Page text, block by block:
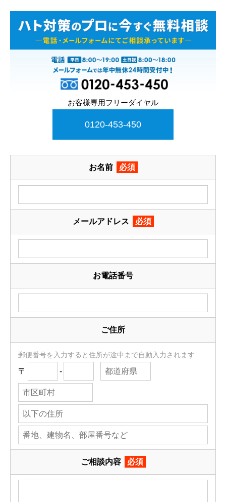
お客様専用フリーダイヤル
0120-453-450
お名前 必須
メールアドレス 必須
お電話番号
ご住所
郵便番号を入力すると住所が途中まで自動入力されます
〒 -
ご相談内容 必須